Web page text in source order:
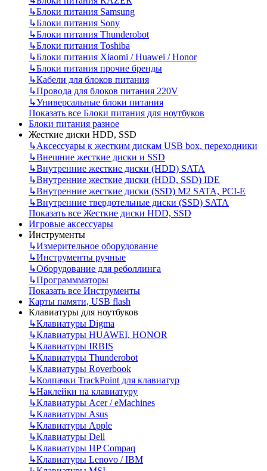
↳Блоки питания Samsung
↳Блоки питания Sony
↳Блоки питания Thunderobot
↳Блоки питания Toshiba
↳Блоки питания Xiaomi / Huawei / Honor
↳Блоки питания прочие бренды
↳Кабели для блоков питания
↳Провода для блоков питания 220V
↳Универсальные блоки питания
Показать все Блоки питания для ноутбуков
Блоки питания разное
Жесткие диски HDD, SSD
↳Аксессуары к жестким дискам USB box, переходники
↳Внешние жесткие диски и SSD
↳Внутренние жесткие диски (HDD) SATA
↳Внутренние жесткие диски (HDD, SSD) IDE
↳Внутренние жесткие диски (SSD) M2 SATA, PCI-E
↳Внутренние твердотельные диски (SSD) SATA
Показать все Жесткие диски HDD, SSD
Игровые аксессуары
Инструменты
↳Измерительное оборудование
↳Инструменты ручные
↳Оборудование для реболлинга
↳Программматоры
Показать все Инструменты
Карты памяти, USB flash
Клавиатуры для ноутбуков
↳Клавиатуры Digma
↳Клавиатуры HUAWEI, HONOR
↳Клавиатуры IRBIS
↳Клавиатуры Thunderobot
↳Клавиатуры Roverbook
↳Колпачки TrackPoint для клавиатур
↳Наклейки на клавиатуру
↳Клавиатуры Acer / eMachines
↳Клавиатуры Asus
↳Клавиатуры Apple
↳Клавиатуры Dell
↳Клавиатуры HP Compaq
↳Клавиатуры Lenovo / IBM